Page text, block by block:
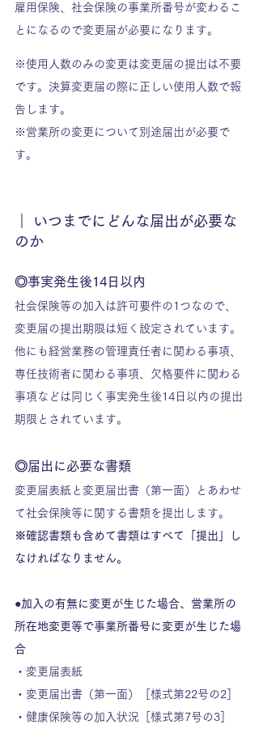
雇用保険、社会保険の事業所番号が変わるこ
とになるので変更届が必要になります。
※使用人数のみの変更は変更届の提出は不要
です。決算変更届の際に正しい使用人数で報
告します。
※営業所の変更について別途届出が必要で
す。
｜ いつまでにどんな届出が必要な
のか
◎事実発生後14日以内
社会保険等の加入は許可要件の1つなので、
変更届の提出期限は短く設定されています。
他にも経営業務の管理責任者に関わる事項、
専任技術者に関わる事項、欠格要件に関わる
事項などは同じく事実発生後14日以内の提出
期限とされています。
◎届出に必要な書類
変更届表紙と変更届出書（第一面）とあわせ
て社会保険等に関する書類を提出します。
※確認書類も含めて書類はすべて「提出」し
なければなりません。
●加入の有無に変更が生じた場合、営業所の
所在地変更等で事業所番号に変更が生じた場
合
・変更届表紙
・変更届出書（第一面）［様式第22号の2］
・健康保険等の加入状況［様式第7号の3］